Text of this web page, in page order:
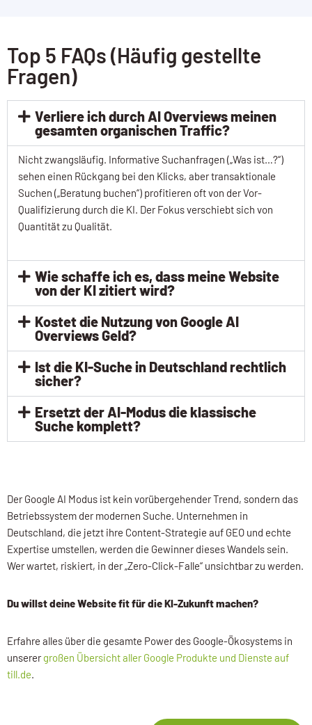
Top 5 FAQs (Häufig gestellte
Fragen)
Verliere ich durch AI Overviews meinen
gesamten organischen Traffic?
Nicht zwangsläufig. Informative Suchanfragen („Was ist…?“)
sehen einen Rückgang bei den Klicks, aber transaktionale
Suchen („Beratung buchen“) profitieren oft von der Vor-
Qualifizierung durch die KI. Der Fokus verschiebt sich von
Quantität zu Qualität.
Wie schaffe ich es, dass meine Website
von der KI zitiert wird?
Kostet die Nutzung von Google AI
Overviews Geld?
Ist die KI-Suche in Deutschland rechtlich
sicher?
Ersetzt der AI-Modus die klassische
Suche komplett?
Der Google AI Modus ist kein vorübergehender Trend, sondern das
Betriebssystem der modernen Suche. Unternehmen in
Deutschland, die jetzt ihre Content-Strategie auf GEO und echte
Expertise umstellen, werden die Gewinner dieses Wandels sein.
Wer wartet, riskiert, in der „Zero-Click-Falle“ unsichtbar zu werden.
Du willst deine Website fit für die KI-Zukunft machen?
Erfahre alles über die gesamte Power des Google-Ökosystems in
unserer großen Übersicht aller Google Produkte und Dienste auf
till.de.